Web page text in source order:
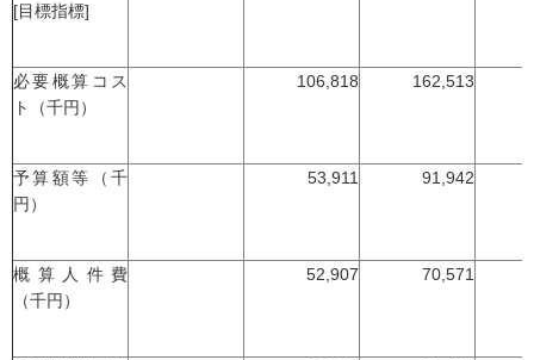
[目標指標]
必要概算コス
ト（千円）
106,818 162,513
予算額等（千
円）
53,911 91,942
概算人件費
（千円）
52,907 70,571